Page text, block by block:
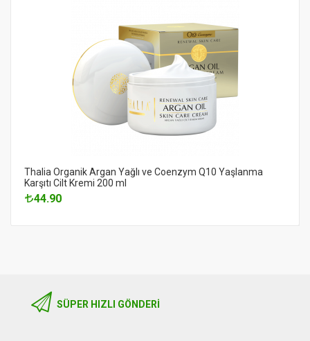
Thalia Organik Argan Yağlı ve Coenzym Q10 Yaşlanma
Karşıtı Cilt Kremi 200 ml
44.90
SÜPER HIZLI GÖNDERI